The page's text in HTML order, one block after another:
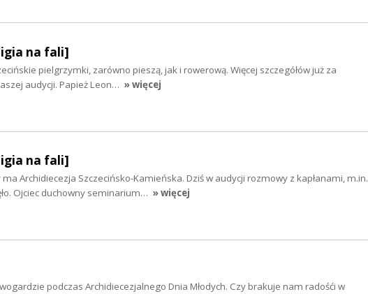
na fali]
pielgrzymki, zarówno pieszą, jak i rowerową. Więcej szczegółów już za
audycji. Papież Leon… » więcej
na fali]
ma Archidiecezja Szczecińsko-Kamieńska. Dziś w audycji rozmowy z kapłanami, m.in.
Ojciec duchowny seminarium… » więcej
podczas Archidiecezjalnego Dnia Młodych. Czy brakuje nam radośći w